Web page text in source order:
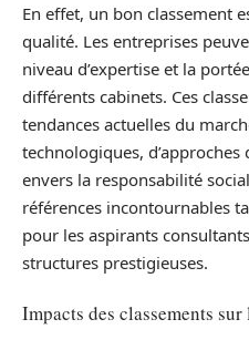
En effet, un bon classement
qualité. Les entreprises
niveau d’expertise et la
différents cabinets. Ces
tendances actuelles du
technologiques, d’approches
envers la responsabilité
références incontournables
pour les aspirants
structures prestigieuses.
Impacts des classements sur